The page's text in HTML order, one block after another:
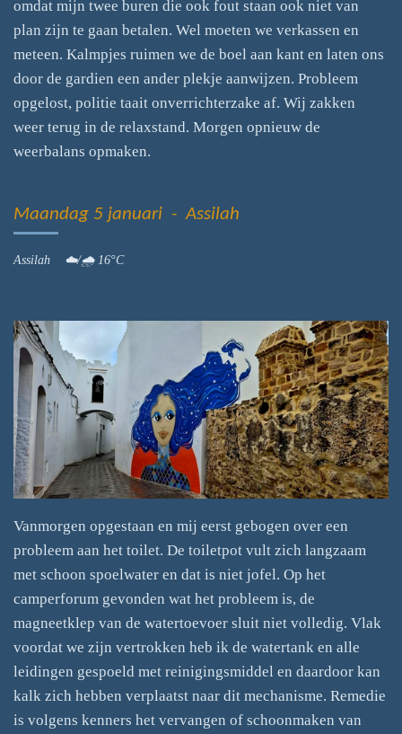
omdat mijn twee buren die ook fout staan ook niet van
plan zijn te gaan betalen. Wel moeten we verkassen en
meteen. Kalmpjes ruimen we de boel aan kant en laten ons
door de gardien een ander plekje aanwijzen. Probleem
opgelost, politie taait onverrichterzake af. Wij zakken
weer terug in de relaxstand. Morgen opnieuw de
weerbalans opmaken.
Maandag 5 januari - Assilah
Assilah ☁️/🌧 16°C
Vanmorgen opgestaan en mij eerst gebogen over een
probleem aan het toilet. De toiletpot vult zich langzaam
met schoon spoelwater en dat is niet jofel. Op het
camperforum gevonden wat het probleem is, de
magneetklep van de watertoevoer sluit niet volledig. Vlak
voordat we zijn vertrokken heb ik de watertank en alle
leidingen gespoeld met reinigingsmiddel en daardoor kan
kalk zich hebben verplaatst naar dit mechanisme. Remedie
is volgens kenners het vervangen of schoonmaken van